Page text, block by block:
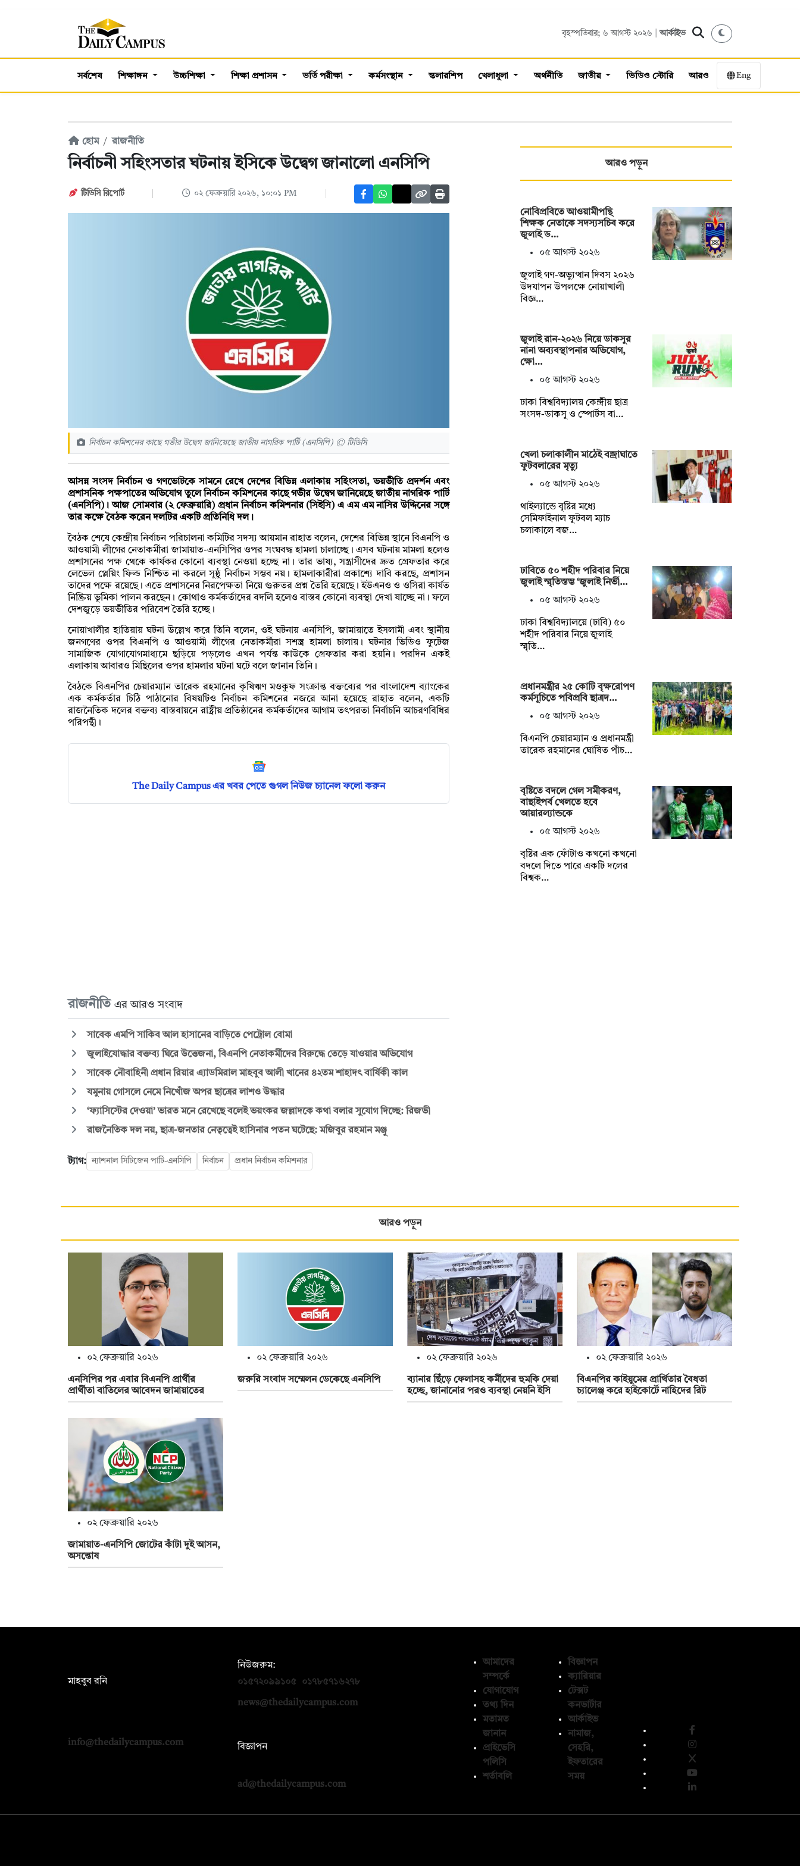
বৃহস্পতিবার; ৬ আগস্ট ২০২৬ |আর্কাইভ
সর্বশেষ শিক্ষাঙ্গন উচ্চশিক্ষা শিক্ষা প্রশাসন ভর্তি পরীক্ষা কর্মসংস্থান স্কলারশিপ খেলাধুলা অর্থনীতি জাতীয় ভিডিও স্টোরি আরও Eng
হোম রাজনীতি
নির্বাচনী সহিংসতার ঘটনায় ইসিকে উদ্বেগ জানালো এনসিপি
টিডিসি রিপোর্ট ০২ ফেব্রুয়ারি ২০২৬, ১০:০১ PM
নির্বাচন কমিশনের কাছে গভীর উদ্বেগ জানিয়েছে জাতীয় নাগরিক পার্টি (এনসিপি) © টিডিসি
আসন্ন সংসদ নির্বাচন ও গণভোটকে সামনে রেখে দেশের বিভিন্ন এলাকায় সহিংসতা, ভয়ভীতি প্রদর্শন এবং
প্রশাসনিক পক্ষপাতের অভিযোগ তুলে নির্বাচন কমিশনের কাছে গভীর উদ্বেগ জানিয়েছে জাতীয় নাগরিক পার্টি
(এনসিপি)। আজ সোমবার (২ ফেব্রুয়ারি) প্রধান নির্বাচন কমিশনার (সিইসি) এ এম এম নাসির উদ্দিনের সঙ্গে
তার কক্ষে বৈঠক করেন দলটির একটি প্রতিনিধি দল।
‎বৈঠক শেষে কেন্দ্রীয় নির্বাচন পরিচালনা কমিটির সদস্য আয়মান রাহাত বলেন, দেশের বিভিন্ন স্থানে বিএনপি ও
আওয়ামী লীগের নেতাকর্মীরা জামায়াত-এনসিপির ওপর সংঘবদ্ধ হামলা চালাচ্ছে। এসব ঘটনায় মামলা হলেও
প্রশাসনের পক্ষ থেকে কার্যকর কোনো ব্যবস্থা নেওয়া হচ্ছে না। তার ভাষ্য, সন্ত্রাসীদের দ্রুত গ্রেফতার করে
লেভেল প্লেয়িং ফিল্ড নিশ্চিত না করলে সুষ্ঠু নির্বাচন সম্ভব নয়। হামলাকারীরা প্রকাশ্যে দাবি করছে, প্রশাসন
তাদের পক্ষে রয়েছে। এতে প্রশাসনের নিরপেক্ষতা নিয়ে গুরুতর প্রশ্ন তৈরি হয়েছে। ইউএনও ও ওসিরা কার্যত
নিষ্ক্রিয় ভূমিকা পালন করছেন। কোথাও কর্মকর্তাদের বদলি হলেও বাস্তব কোনো ব্যবস্থা দেখা যাচ্ছে না। ফলে
দেশজুড়ে ভয়ভীতির পরিবেশ তৈরি হচ্ছে।
‎নোয়াখালীর হাতিয়ায় ঘটনা উল্লেখ করে তিনি বলেন, ওই ঘটনায় এনসিপি, জামায়াতে ইসলামী এবং স্থানীয়
জনগণের ওপর বিএনপি ও আওয়ামী লীগের নেতাকর্মীরা সশস্ত্র হামলা চালায়। ঘটনার ভিডিও ফুটেজ
সামাজিক যোগাযোগমাধ্যমে ছড়িয়ে পড়লেও এখন পর্যন্ত কাউকে গ্রেফতার করা হয়নি। পরদিন একই
এলাকায় আবারও মিছিলের ওপর হামলার ঘটনা ঘটে বলে জানান তিনি।
বৈঠকে বিএনপির চেয়ারম্যান তারেক রহমানের কৃষিঋণ মওকুফ সংক্রান্ত বক্তব্যের পর বাংলাদেশ ব্যাংকের
এক কর্মকর্তার চিঠি পাঠানোর বিষয়টিও নির্বাচন কমিশনের নজরে আনা হয়েছে রাহাত বলেন, একটি
রাজনৈতিক দলের বক্তব্য বাস্তবায়নে রাষ্ট্রীয় প্রতিষ্ঠানের কর্মকর্তাদের আগাম তৎপরতা নির্বাচনি আচরণবিধির
পরিপন্থী।
The Daily Campus এর খবর পেতে গুগল নিউজ চ্যানেল ফলো করুন
রাজনীতি এর আরও সংবাদ
সাবেক এমপি সাকিব আল হাসানের বাড়িতে পেট্রোল বোমা
জুলাইযোদ্ধার বক্তব্য ঘিরে উত্তেজনা, বিএনপি নেতাকর্মীদের বিরুদ্ধে তেড়ে যাওয়ার অভিযোগ
সাবেক নৌবাহিনী প্রধান রিয়ার এ্যাডমিরাল মাহবুব আলী খানের ৪২তম শাহাদৎ বার্ষিকী কাল
যমুনায় গোসলে নেমে নিখোঁজ অপর ছাত্রের লাশও উদ্ধার
‘ফ্যাসিস্টের দেওয়া’ ভারত মনে রেখেছে বলেই ভয়ংকর জল্লাদকে কথা বলার সুযোগ দিচ্ছে: রিজভী
রাজনৈতিক দল নয়, ছাত্র-জনতার নেতৃত্বেই হাসিনার পতন ঘটেছে: মজিবুর রহমান মঞ্জু
ট্যাগ: ন্যাশনাল সিটিজেন পার্টি-এনসিপি নির্বাচন প্রধান নির্বাচন কমিশনার
আরও পড়ুন
নোবিপ্রবিতে আওয়ামীপন্থি
শিক্ষক নেতাকে সদস্যসচিব করে
জুলাই ড…
০৫ আগস্ট ২০২৬
জুলাই গণ-অভ্যুত্থান দিবস ২০২৬
উদযাপন উপলক্ষে নোয়াখালী
বিজ্ঞ…
জুলাই রান-২০২৬ নিয়ে ডাকসুর
নানা অব্যবস্থাপনার অভিযোগ,
ক্ষো…
০৫ আগস্ট ২০২৬
ঢাকা বিশ্ববিদ্যালয় কেন্দ্রীয় ছাত্র
সংসদ-ডাকসু ও স্পোর্টস বা…
খেলা চলাকালীন মাঠেই বজ্রাঘাতে
ফুটবলারের মৃত্যু
০৫ আগস্ট ২০২৬
থাইল্যান্ডে বৃষ্টির মধ্যে
সেমিফাইনাল ফুটবল ম্যাচ
চলাকালে বজ…
ঢাবিতে ৫০ শহীদ পরিবার নিয়ে
জুলাই স্মৃতিস্তম্ভ ‘জুলাই নির্ভী…
০৫ আগস্ট ২০২৬
ঢাকা বিশ্ববিদ্যালয়ে (ঢাবি) ৫০
শহীদ পরিবার নিয়ে জুলাই
স্মৃতি…
প্রধানমন্ত্রীর ২৫ কোটি বৃক্ষরোপণ
কর্মসূচিতে পবিপ্রবি ছাত্রদ…
০৫ আগস্ট ২০২৬
বিএনপি চেয়ারম্যান ও প্রধানমন্ত্রী
তারেক রহমানের ঘোষিত পাঁচ…
বৃষ্টিতে বদলে গেল সমীকরণ,
বাছাইপর্ব খেলতে হবে
আয়ারল্যান্ডকে
০৫ আগস্ট ২০২৬
বৃষ্টির এক ফোঁটাও কখনো কখনো
বদলে দিতে পারে একটি দলের
বিশ্বক…
আরও পড়ুন
০২ ফেব্রুয়ারি ২০২৬
এনসিপির পর এবার বিএনপি প্রার্থীর
প্রার্থীতা বাতিলের আবেদন জামায়াতের
০২ ফেব্রুয়ারি ২০২৬
জরুরি সংবাদ সম্মেলন ডেকেছে এনসিপি
০২ ফেব্রুয়ারি ২০২৬
ব্যানার ছিঁড়ে ফেলাসহ কর্মীদের হুমকি দেয়া
হচ্ছে, জানানোর পরও ব্যবস্থা নেয়নি ইসি
০২ ফেব্রুয়ারি ২০২৬
বিএনপির কাইয়ুমের প্রার্থিতার বৈধতা
চ্যালেঞ্জ করে হাইকোর্টে নাহিদের রিট
০২ ফেব্রুয়ারি ২০২৬
জামায়াত-এনসিপি জোটের কাঁটা দুই আসন,
অসন্তোষ
মাহবুব রনি
info@thedailycampus.com
নিউজরুম:
০১৫৭২০৯৯১০৫
০১৭৮৫৭১৬২৭৮
news@thedailycampus.com
বিজ্ঞাপন
ad@thedailycampus.com
আমাদের
সম্পর্কে
যোগাযোগ
তথ্য দিন
মতামত
জানান
প্রাইভেসি
পলিসি
শর্তাবলি
বিজ্ঞাপন
ক্যারিয়ার
টেক্সট
কনভার্টার
আর্কাইভ
নামাজ,
সেহরি,
ইফতারের
সময়